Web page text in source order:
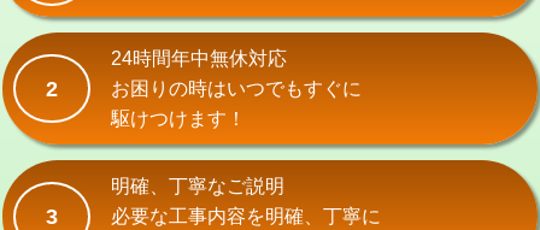
（P/S/ポップアップ））
交換・取付（その他部品）
持込商品取付（単水栓）
持込商品取付（混合水栓） 16,500円
持込商品取付（浄水器・分岐水栓） 16,500円
2
24時間年中無休対応
お困りの時はいつでもすぐに
駆けつけます！
3
明確、丁寧なご説明
必要な工事内容を明確、丁寧に